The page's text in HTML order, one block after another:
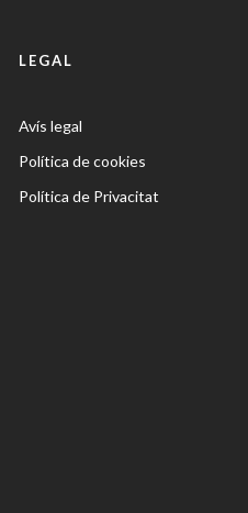
LEGAL
Avís legal
Política de cookies
Política de Privacitat